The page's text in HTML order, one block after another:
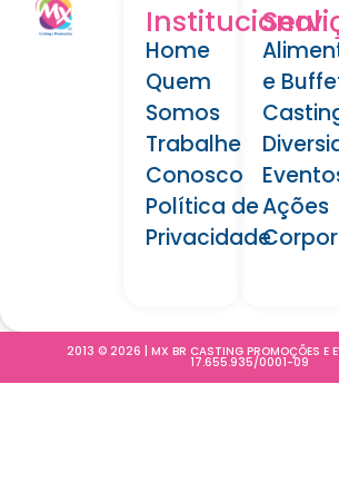
Institucional
Home
Quem
Somos
Trabalhe
Conosco
Política de
Privacidade
e
Ações
2013 © 2026 | MX BR CASTING PROMOÇÕES E
17.655.935/0001-09